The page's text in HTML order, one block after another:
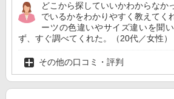
どこから探していいかわからなか
でいるかをわかりやすく教えてく
ーツの色違いやサイズ違いを聞
ず、すぐ調べてくれた。（20代／女性）
その他の口コミ・評判